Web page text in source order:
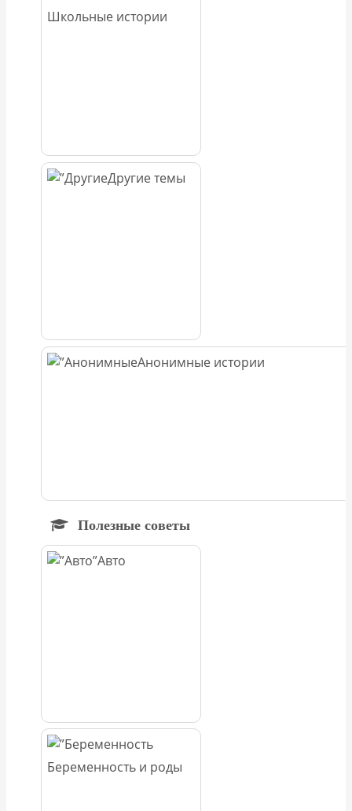
Школьные истории
Другие темы
Анонимные истории
Полезные советы
Авто
Беременность и роды